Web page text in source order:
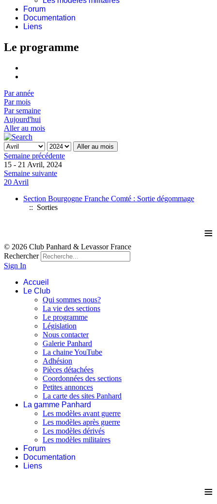
Forum
Documentation
Liens
Le programme
Par année
Par mois
Par semaine
Aujourd'hui
Aller au mois
Aller au mois
Semaine précédente
15 - 21 Avril, 2024
Semaine suivante
20 Avril
Section Bourgogne Franche Comté : Sortie dégommage
:: Sorties
≡
© 2026 Club Panhard & Levassor France
Rechercher
Sign In
Accueil
Le Club
Qui sommes nous?
La vie des sections
Le programme
Législation
Nous contacter
Galerie Panhard
La chaine YouTube
Adhésion
Pièces détachées
Coordonnées des sections
Petites annonces
La carte des sites Panhard
La gamme Panhard
Les modèles avant guerre
Les modèles après guerre
Les modèles dérivés
Les modèles militaires
Forum
Documentation
Liens
≡